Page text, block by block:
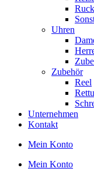
Uhren
Zubehör
Reel
Unternehmen
Kontakt
Mein Konto
Mein Konto